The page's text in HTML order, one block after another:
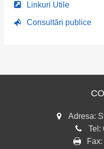
Linkuri Utile
Consultări publice
Adresa:
Tel:
Fax: